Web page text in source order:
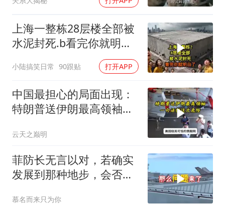
上海一整栋28层楼全部被
水泥封死.b看完你就明白
小陆搞笑日常 90跟贴 打开APP
中国最担心的局面出现：
特朗普送伊朗最高领袖一
云天之巅明
菲防长无言以对，若确实
发展到那种地步，会否上
慕名而来只为你